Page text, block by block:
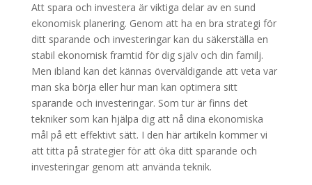
Att spara och investera är viktiga delar av en sund
ekonomisk planering. Genom att ha en bra strategi för
ditt sparande och investeringar kan du säkerställa en
stabil ekonomisk framtid för dig själv och din familj.
Men ibland kan det kännas överväldigande att veta var
man ska börja eller hur man kan optimera sitt
sparande och investeringar. Som tur är finns det
tekniker som kan hjälpa dig att nå dina ekonomiska
mål på ett effektivt sätt. I den här artikeln kommer vi
att titta på strategier för att öka ditt sparande och
investeringar genom att använda teknik.